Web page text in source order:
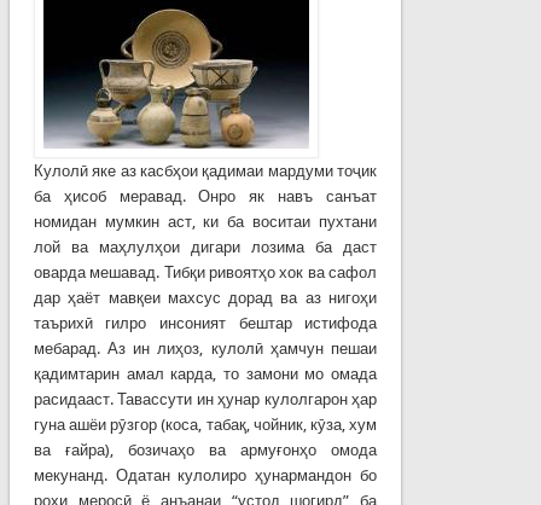
Кулолӣ яке аз касбҳои қадимаи мардуми тоҷик
ба ҳисоб меравад. Онро як навъ санъат
номидан мумкин аст, ки ба воситаи пухтани
лой ва маҳлулҳои дигари лозима ба даст
оварда мешавад. Тибқи ривоятҳо хок ва сафол
дар ҳаёт мавқеи махсус дорад ва аз нигоҳи
таърихӣ гилро инсоният бештар истифода
мебарад. Аз ин лиҳоз, кулолӣ ҳамчун пешаи
қадимтарин амал карда, то замони мо омада
расидааст. Тавассути ин ҳунар кулолгарон ҳар
гуна ашёи рӯзгор (коса, табақ, чойник, кӯза, хум
ва ғайра), бозичаҳо ва армуғонҳо омода
мекунанд. Одатан кулолиро ҳунармандон бо
роҳи меросӣ ё анъанаи “устод шогирд” ба